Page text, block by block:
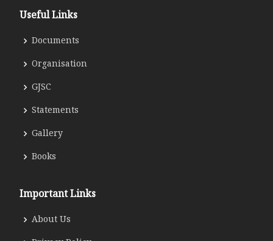
Useful Links
Documents
Organisation
GJSC
Statements
Gallery
Books
Important Links
About Us